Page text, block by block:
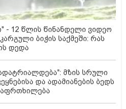
- 12 წლის წინანდელი ვიდეო
ბიჭის საქმეში: რას
დედა
მზის სრული
და ადამიანების ბედს